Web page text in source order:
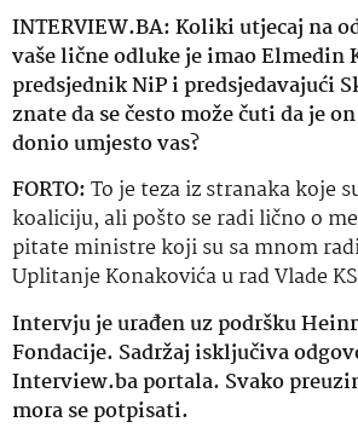
INTERVIEW.BA: Kolikiutjecaj na
vaše lične odluke je imao Elmedin
predsjednikNiPi predsjedavajući
znate da se često može čuti da je
donio umjesto vas?
FORTO:To je teza iz stranaka koje
koaliciju, ali pošto se radi lično o
pitate ministre koji su sa mnom
Uplitanje Konakovića u rad Vlade
Intervju je urađen uz podršku
Fondacije. Sadržaj isključiva
Interview.ba portala. Svako
mora se potpisati.